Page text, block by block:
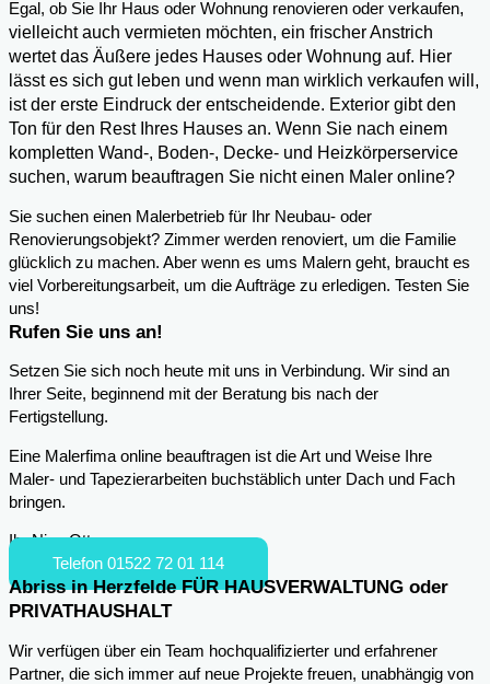
Egal, ob Sie Ihr Haus oder Wohnung renovieren oder verkaufen,
vielleicht auch vermieten möchten, ein frischer Anstrich
wertet das Äußere jedes Hauses oder Wohnung auf. Hier
lässt es sich gut leben und wenn man wirklich verkaufen will,
ist der erste Eindruck der entscheidende. Exterior gibt den
Ton für den Rest Ihres Hauses an. Wenn Sie nach einem
kompletten Wand-, Boden-, Decke- und Heizkörperservice
suchen, warum beauftragen Sie nicht einen Maler online?
Sie suchen einen Malerbetrieb für Ihr Neubau- oder
Renovierungsobjekt? Zimmer werden renoviert, um die Familie
glücklich zu machen. Aber wenn es ums Malern geht, braucht es
viel Vorbereitungsarbeit, um die Aufträge zu erledigen. Testen Sie
uns!
Rufen Sie uns an!
Setzen Sie sich noch heute mit uns in Verbindung. Wir sind an
Ihrer Seite, beginnend mit der Beratung bis nach der
Fertigstellung.
Eine Malerfima online beauftragen ist die Art und Weise Ihre
Maler- und Tapezierarbeiten buchstäblich unter Dach und Fach
bringen.
Ihr Nico Otto
Telefon 01522 72 01 114
Abriss in Herzfelde FÜR HAUSVERWALTUNG oder
PRIVATHAUSHALT
Wir verfügen über ein Team hochqualifizierter und erfahrener
Partner, die sich immer auf neue Projekte freuen, unabhängig von